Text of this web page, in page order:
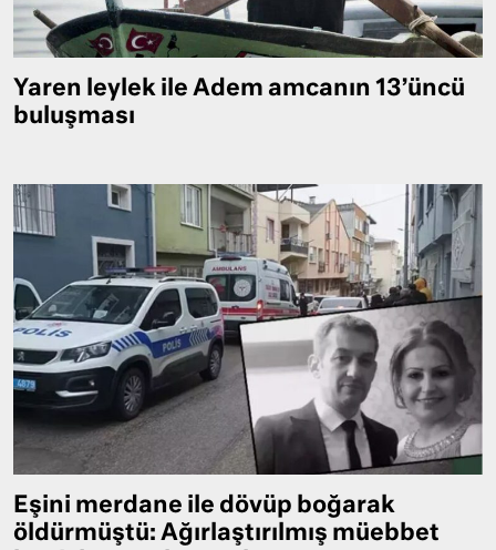
Yaren leylek ile Adem amcanın 13’üncü
buluşması
Eşini merdane ile dövüp boğarak
öldürmüştü: Ağırlaştırılmış müebbet